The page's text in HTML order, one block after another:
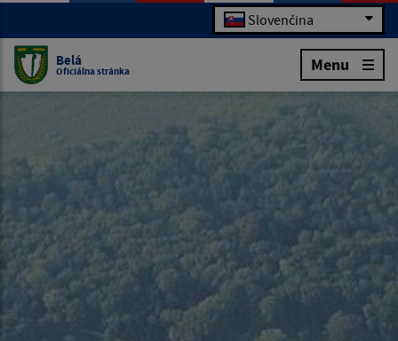
Slovenčina
Belá
Oficiálna stránka Menu